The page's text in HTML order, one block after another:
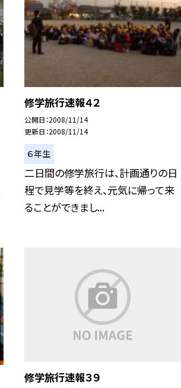
修学旅行速報４２
公開日 2008/11/14
更新日 2008/11/14
６年生
二日間の修学旅行は、計画通りの日
程で見学等を終え、元気に帰って来
ることができまし...
修学旅行速報３９